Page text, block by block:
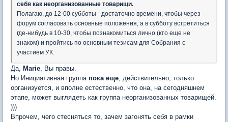
себя как неорганизованные товарищи.
Полагаю, до 12-00 субботы - достаточно времени, чтобы через
форум согласовать основные положения, а в субботу встретиться
где-нибудь в 10-30, чтобы познакомиться лично (кто еще не
знаком) и пройтись по основным тезисам для Собрания с
участием УК.
Да, Marie, Вы правы.
Но Инициативная группа пока еще, действительно, только
организуется, и вполне естественно, что она, на сегодняшнем
этапе, может выглядеть как группа неорганизованных товарищей.
)))
Впрочем, чего стесняться то, зачем загонять себя в рамки